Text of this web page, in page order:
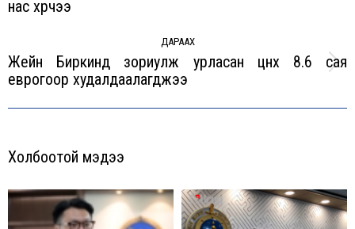
нас хүрчээ
ДАРААХ
Next
Жейн Биркинд зориулж урласан цүнх 8.6 сая
еврогоор худалдаалагджээ
Холбоотой мэдээ